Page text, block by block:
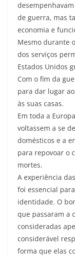
de guerra, mas
economia e
Mesmo durante
dos serviços
Estados Unidos
Com o fim da
para dar lugar
às suas casas.
Em toda a
voltassem a se
domésticos e a
para repovoar o
mortes.
A experiência
foi essencial
identidade. O
que passaram a
consideradas
considerável
forma que elas